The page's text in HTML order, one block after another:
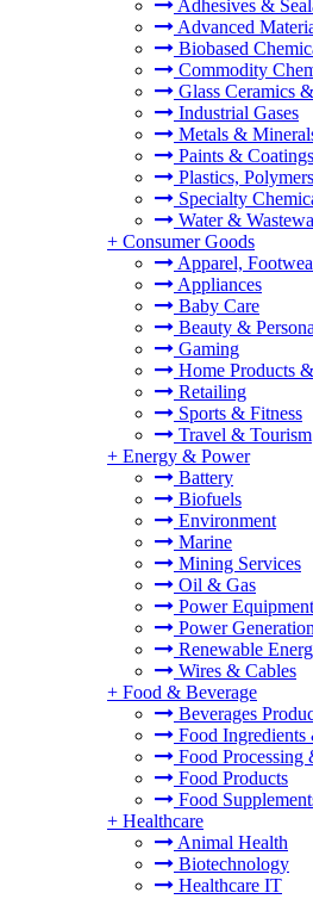
Adhesives &
Advanced
Biobased
Commodity
Glass Ceramics
Industrial Gases
Metals &
Paints & Coatings
Plastics,
Specialty
Water &
+ Consumer Goods
Apparel,
Appliances
Baby Care
Beauty &
Gaming
Home Products
Retailing
Sports & Fitness
Travel & Tourism
+ Energy & Power
Battery
Biofuels
Environment
Marine
Mining Services
Oil & Gas
Power Equipment
Power Generation
Renewable
Wires & Cables
+ Food & Beverage
Beverages
Food
Food Processing
Food Products
Food
+ Healthcare
Animal Health
Biotechnology
Healthcare IT